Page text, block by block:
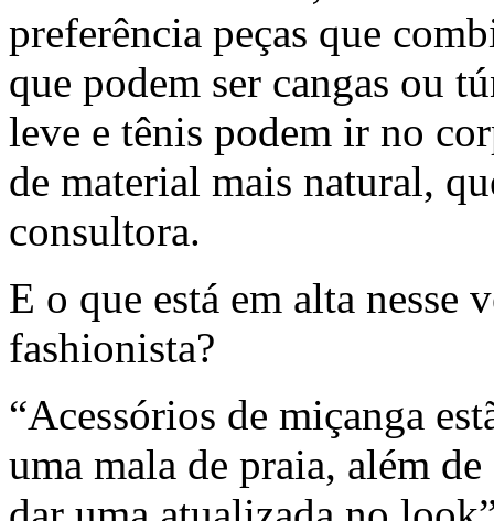
preferência peças que
que podem ser cangas ou
leve e tênis podem ir no
de material mais natural,
consultora.
E o que está em alta nesse
fashionista?
“Acessórios de miçanga
uma mala de praia, além